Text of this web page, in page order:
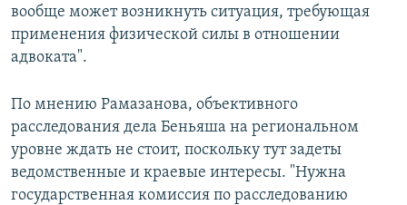
вообще может возникнуть ситуация, требующая
применения физической силы в отношении
адвоката".
По мнению Рамазанова, объективного
расследования дела Беньяша на региональном
уровне ждать не стоит, поскольку тут задеты
ведомственные и краевые интересы. "Нужна
государственная комиссия по расследованию